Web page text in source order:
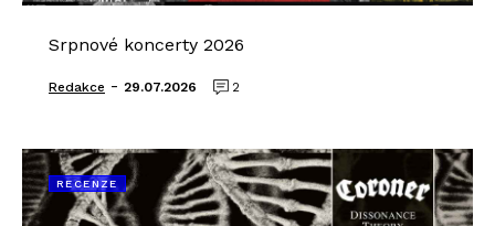
Srpnové koncerty 2026
Redakce - 29.07.2026 2
RECENZE